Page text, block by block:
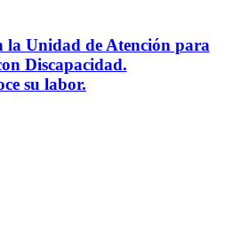
Unidad de Atención para
Discapacidad.
su labor.